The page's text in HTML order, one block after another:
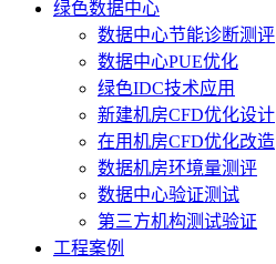
绿色数据中心
数据中心节能诊断测评
数据中心PUE优化
绿色IDC技术应用
新建机房CFD优化设计
在用机房CFD优化改造
数据机房环境量测评
数据中心验证测试
第三方机构测试验证
工程案例